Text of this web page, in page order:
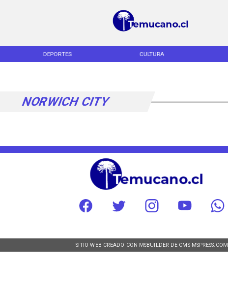
DEPORTES CULTURA
NORWICH CITY
SITIO WEB CREADO CON MSBUILDER DE CMS-MSPRESS.COM